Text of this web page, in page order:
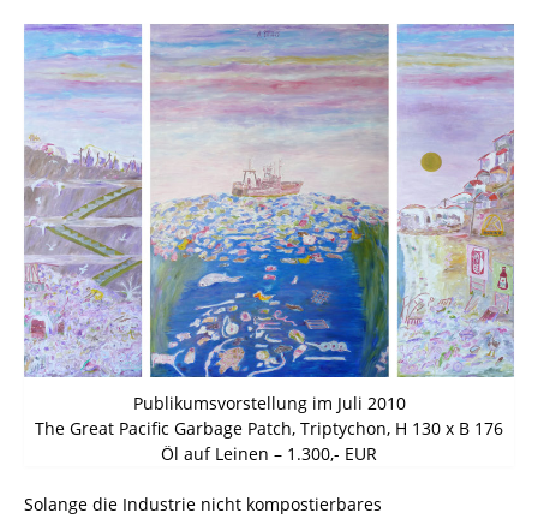
Publikumsvorstellung im Juli 2010
The Great Pacific Garbage Patch, Triptychon, H 130 x B 176
Öl auf Leinen – 1.300,- EUR
Solange die Industrie nicht kompostierbares